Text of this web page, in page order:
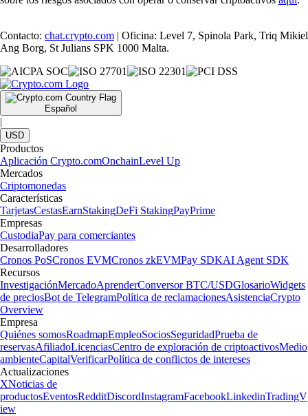
Contacto: chat.crypto.com | Oficina: Level 7, Spinola Park, Triq Mikiel
Ang Borg, St Julians SPK 1000 Malta.
Español
|
USD
Productos
Aplicación Crypto.comOnchainLevel Up
Mercados
Criptomonedas
Características
TarjetasCestasEarnStakingDeFi StakingPayPrime
Empresas
CustodiaPay para comerciantes
Desarrolladores
Cronos PoSCronos EVMCronos zkEVMPay SDKAI Agent SDK
Recursos
InvestigaciónMercadoAprenderConversor BTC/USDGlosarioWidgets
de preciosBot de TelegramPolítica de reclamacionesAsistenciaCrypto
Overview
Empresa
Quiénes somosRoadmapEmpleoSociosSeguridadPrueba de
reservasAfiliadoLicenciasCentro de exploración de criptoactivosMedio
ambienteCapitalVerificarPolítica de conflictos de intereses
Actualizaciones
XNoticias de
productosEventosRedditDiscordInstagramFacebookLinkedinTradingV
iew